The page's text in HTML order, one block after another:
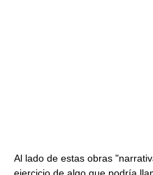
Al lado de estas obras